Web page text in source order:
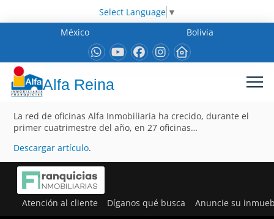
Select Language ▼
México
Bolivia
Alfa Reina
La red de oficinas Alfa Inmobiliaria ha crecido, durante el
primer cuatrimestre del año, en 27 oficinas…
Descargar artículo.
Atención al cliente Díganos qué busca Anuncie su